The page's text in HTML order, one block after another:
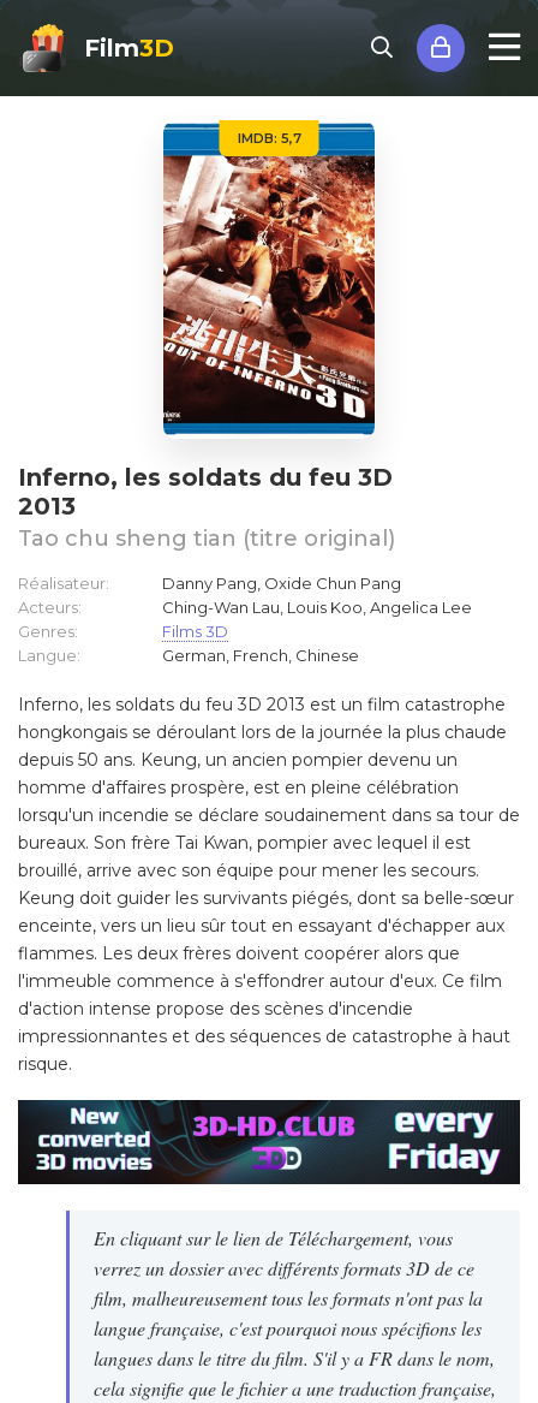
Film3D
IMDB: 5,7
Inferno, les soldats du feu 3D
2013
Tao chu sheng tian (titre original)
Réalisateur:
Danny Pang, Oxide Chun Pang
Acteurs:
Ching-Wan Lau, Louis Koo, Angelica Lee
Genres:
Films 3D
Langue:
German, French, Chinese
Inferno, les soldats du feu 3D 2013 est un film catastrophe
hongkongais se déroulant lors de la journée la plus chaude
depuis 50 ans. Keung, un ancien pompier devenu un
homme d'affaires prospère, est en pleine célébration
lorsqu'un incendie se déclare soudainement dans sa tour de
bureaux. Son frère Tai Kwan, pompier avec lequel il est
brouillé, arrive avec son équipe pour mener les secours.
Keung doit guider les survivants piégés, dont sa belle-sœur
enceinte, vers un lieu sûr tout en essayant d'échapper aux
flammes. Les deux frères doivent coopérer alors que
l'immeuble commence à s'effondrer autour d'eux. Ce film
d'action intense propose des scènes d'incendie
impressionnantes et des séquences de catastrophe à haut
risque.
En cliquant sur le lien de Téléchargement, vous
verrez un dossier avec différents formats 3D de ce
film, malheureusement tous les formats n'ont pas la
langue française, c'est pourquoi nous spécifions les
langues dans le titre du film. S'il y a FR dans le nom,
cela signifie que le fichier a une traduction française,